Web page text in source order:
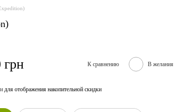
грн К сравнению В желания
для отображения накопительной скидки